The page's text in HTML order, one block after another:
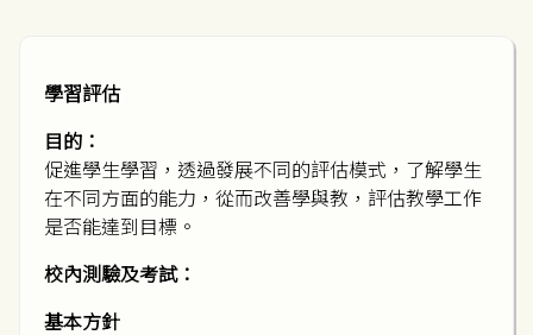
學習評估
目的：
促進學生學習，透過發展不同的評估模式，了解學生
在不同方面的能力，從而改善學與教，評估教學工作
是否能達到目標。
校內測驗及考試：
基本方針